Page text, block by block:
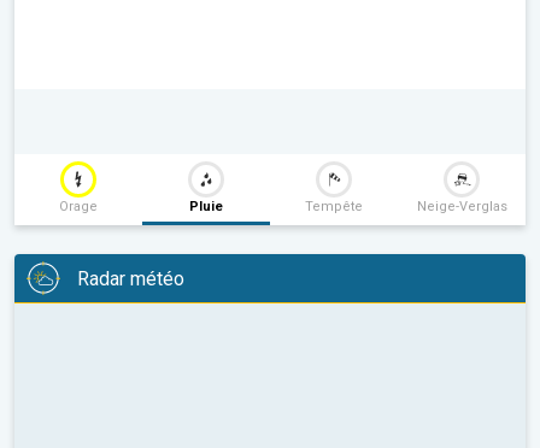
Orage Pluie Tempête Neige-Verglas
Radar météo